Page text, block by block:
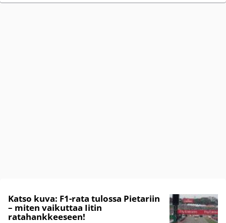
Katso kuva: F1-rata tulossa Pietariin
– miten vaikuttaa Iitin
ratahankkeeseen!